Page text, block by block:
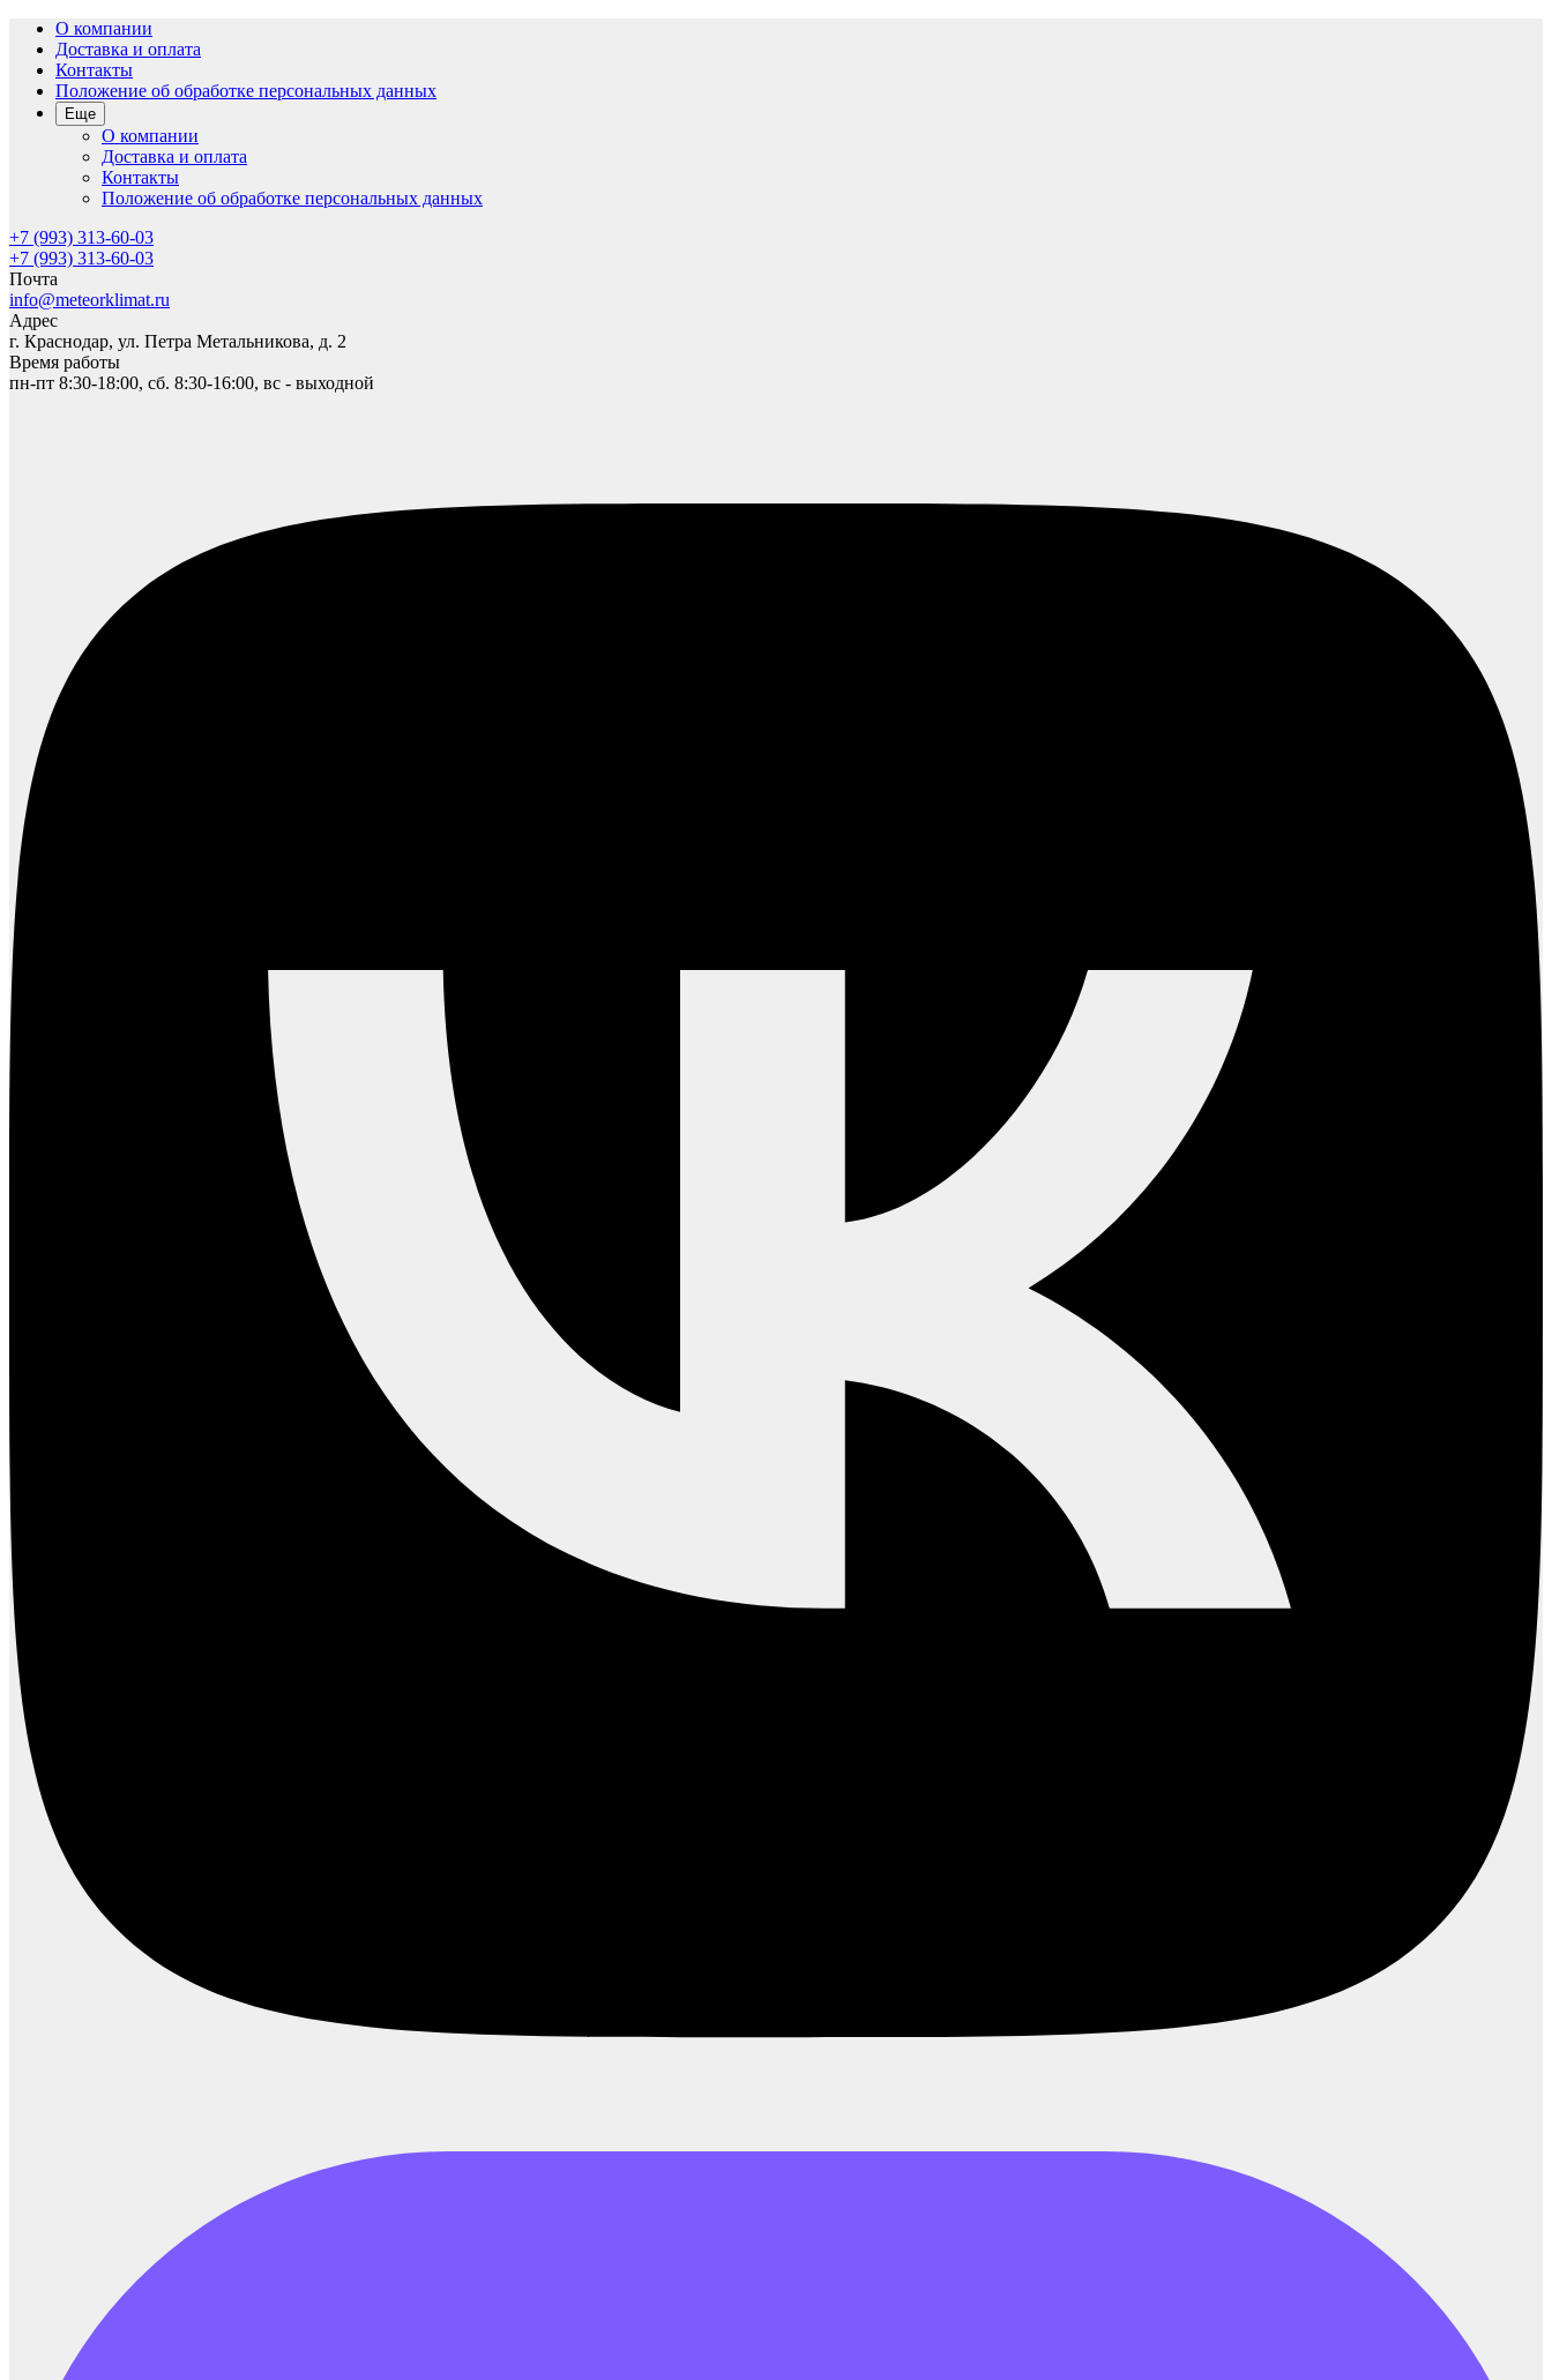
О компании
Доставка и оплата
Контакты
Положение об обработке персональных данных
Еще
О компании
Доставка и оплата
Контакты
Положение об обработке персональных данных
+7 (993) 313-60-03
+7 (993) 313-60-03
Почта
info@meteorklimat.ru
Адрес
г. Краснодар, ул. Петра Метальникова, д. 2
Время работы
пн-пт 8:30-18:00, сб. 8:30-16:00, вс - выходной